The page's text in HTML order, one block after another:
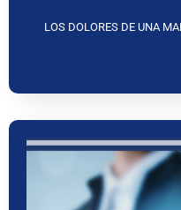
LOS DOLORES DE UNA